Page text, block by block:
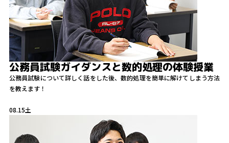
公務員試験ガイダンスと数的処理の体験授業
公務員試験について詳しく話をした後、数的処理を簡単に解けてしまう方法
を教えます！
08.15土